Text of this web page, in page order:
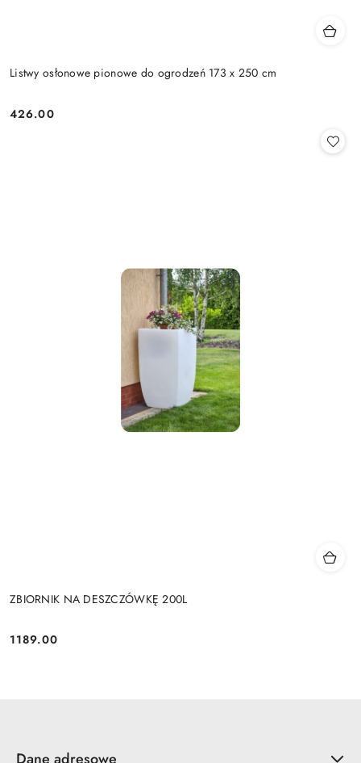
Listwy osłonowe pionowe do ogrodzeń 173 x 250 cm
Cena:
426.00
ZBIORNIK NA DESZCZÓWKĘ 200L
Cena:
1189.00